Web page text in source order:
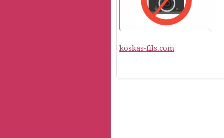
koskas-fils.com